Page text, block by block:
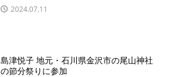
2024.07.11
島津悦子 地元・石川県金沢市の尾山神社
の節分祭りに参加